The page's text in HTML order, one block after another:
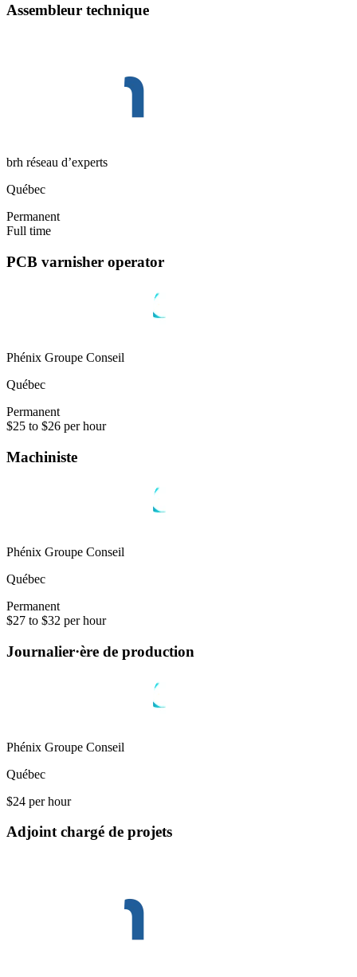
Assembleur technique
brh réseau d’experts
Québec
Permanent
Full time
PCB varnisher operator
Phénix Groupe Conseil
Québec
Permanent
$25 to $26 per hour
Machiniste
Phénix Groupe Conseil
Québec
Permanent
$27 to $32 per hour
Journalier·ère de production
Phénix Groupe Conseil
Québec
$24 per hour
Adjoint chargé de projets